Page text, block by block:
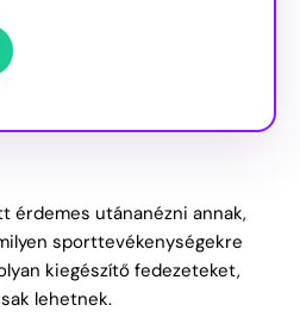
érdemes utánanézni annak,
sporttevékenységekre
kiegészítő fedezeteket,
lehetnek.